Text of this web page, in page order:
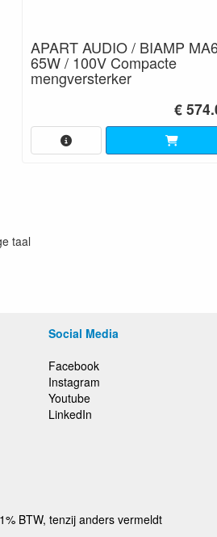
APART AUDIO / BIAMP
65W / 100V Compacte
mengversterker
€
taal
Social Media
Facebook
Instagram
Youtube
LinkedIn
BTW, tenzij anders vermeldt